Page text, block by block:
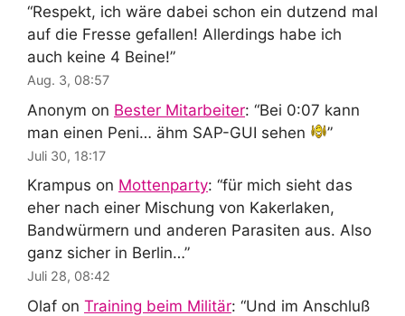
“Respekt, ich wäre dabei schon ein dutzend mal
auf die Fresse gefallen! Allerdings habe ich
auch keine 4 Beine!”
Aug. 3, 08:57
Anonym on Bester Mitarbeiter: “Bei 0:07 kann
man einen Peni… ähm SAP-GUI sehen
”
Juli 30, 18:17
Krampus on Mottenparty: “für mich sieht das
eher nach einer Mischung von Kakerlaken,
Bandwürmern und anderen Parasiten aus. Also
ganz sicher in Berlin…”
Juli 28, 08:42
Olaf on Training beim Militär: “Und im Anschluß